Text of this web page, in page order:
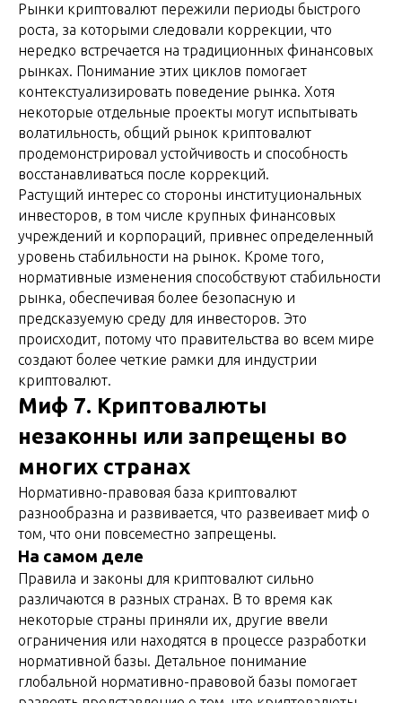
Рынки криптовалют пережили периоды быстрого
роста, за которыми следовали коррекции, что
нередко встречается на традиционных финансовых
рынках. Понимание этих циклов помогает
контекстуализировать поведение рынка. Хотя
некоторые отдельные проекты могут испытывать
волатильность, общий рынок криптовалют
продемонстрировал устойчивость и способность
восстанавливаться после коррекций.
Растущий интерес со стороны институциональных
инвесторов, в том числе крупных финансовых
учреждений и корпораций, привнес определенный
уровень стабильности на рынок. Кроме того,
нормативные изменения способствуют стабильности
рынка, обеспечивая более безопасную и
предсказуемую среду для инвесторов. Это
происходит, потому что правительства во всем мире
создают более четкие рамки для индустрии
криптовалют.
Миф 7. Криптовалюты
незаконны или запрещены во
многих странах
Нормативно-правовая база криптовалют
разнообразна и развивается, что развеивает миф о
том, что они повсеместно запрещены.
На самом деле
Правила и законы для криптовалют сильно
различаются в разных странах. В то время как
некоторые страны приняли их, другие ввели
ограничения или находятся в процессе разработки
нормативной базы. Детальное понимание
глобальной нормативно-правовой базы помогает